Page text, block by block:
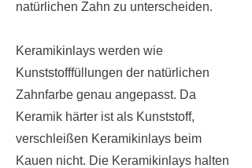
natürlichen Zahn zu unterscheiden.
Keramikinlays werden wie
Kunststofffüllungen der natürlichen
Zahnfarbe genau angepasst. Da
Keramik härter ist als Kunststoff,
verschleißen Keramikinlays beim
Kauen nicht. Die Keramikinlays halten